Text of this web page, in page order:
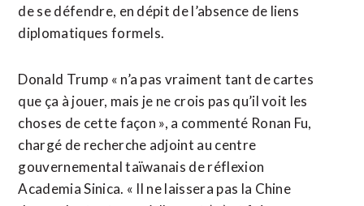
de se défendre, en dépit de l’absence de liens
diplomatiques formels.
Donald Trump « n’a pas vraiment tant de cartes
que ça à jouer, mais je ne crois pas qu’il voit les
choses de cette façon », a commenté Ronan Fu,
chargé de recherche adjoint au centre
gouvernemental taïwanais de réflexion
Academia Sinica. « Il ne laissera pas la Chine